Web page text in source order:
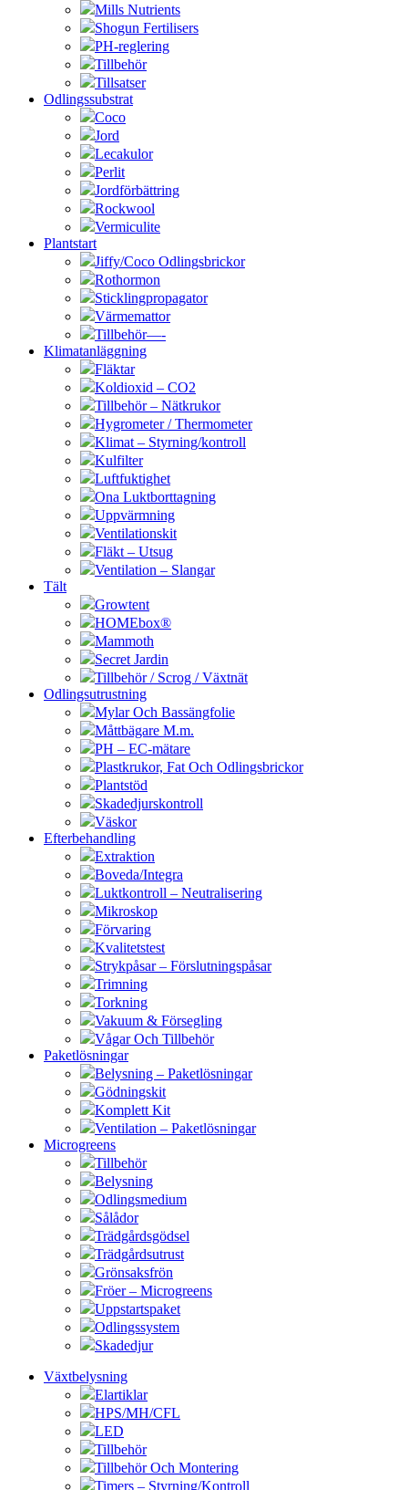
Mills Nutrients
Shogun Fertilisers
PH-reglering
Tillbehör
Tillsatser
Odlingssubstrat
Coco
Jord
Lecakulor
Perlit
Jordförbättring
Rockwool
Vermiculite
Plantstart
Jiffy/Coco Odlingsbrickor
Rothormon
Sticklingpropagator
Värmemattor
Tillbehör—-
Klimatanläggning
Fläktar
Koldioxid – CO2
Tillbehör – Nätkrukor
Hygrometer / Thermometer
Klimat – Styrning/kontroll
Kulfilter
Luftfuktighet
Ona Luktborttagning
Uppvärmning
Ventilationskit
Fläkt – Utsug
Ventilation – Slangar
Tält
Growtent
HOMEbox®
Mammoth
Secret Jardin
Tillbehör / Scrog / Växtnät
Odlingsutrustning
Mylar Och Bassängfolie
Måttbägare M.m.
PH – EC-mätare
Plastkrukor, Fat Och Odlingsbrickor
Plantstöd
Skadedjurskontroll
Väskor
Efterbehandling
Extraktion
Boveda/Integra
Luktkontroll – Neutralisering
Mikroskop
Förvaring
Kvalitetstest
Strykpåsar – Förslutningspåsar
Trimning
Torkning
Vakuum & Försegling
Vågar Och Tillbehör
Paketlösningar
Belysning – Paketlösningar
Gödningskit
Komplett Kit
Ventilation – Paketlösningar
Microgreens
Tillbehör
Belysning
Odlingsmedium
Sålådor
Trädgårdsgödsel
Trädgårdsutrust
Grönsaksfrön
Fröer – Microgreens
Uppstartspaket
Odlingssystem
Skadedjur
Växtbelysning
Elartiklar
HPS/MH/CFL
LED
Tillbehör
Tillbehör Och Montering
Timers – Styrning/Kontroll